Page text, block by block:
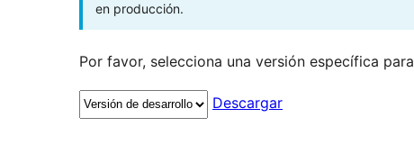
en producción.
Por favor, selecciona una versión específica
Descargar